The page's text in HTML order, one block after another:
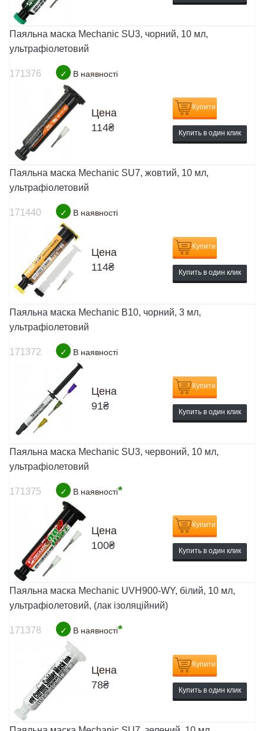
Паяльна маска Mechanic SU3, чорний, 10 мл,
ультрафіолетовий
171376 ✓ В наявності
Цена
114₴
Купити
Купить в один клик
Паяльна маска Mechanic SU7, жовтий, 10 мл,
ультрафіолетовий
171440 ✓ В наявності
Цена
114₴
Купити
Купить в один клик
Паяльна маска Mechanic B10, чорний, 3 мл,
ультрафіолетовий
171372 ✓ В наявності
Цена
91₴
Купити
Купить в один клик
Паяльна маска Mechanic SU3, червоний, 10 мл,
ультрафіолетовий
171375 ✓ В наявності*
Цена
100₴
Купити
Купить в один клик
Паяльна маска Mechanic UVH900-WY, білий, 10 мл,
ультрафіолетовий, (лак ізоляційний)
171378 ✓ В наявності*
Цена
78₴
Купити
Купить в один клик